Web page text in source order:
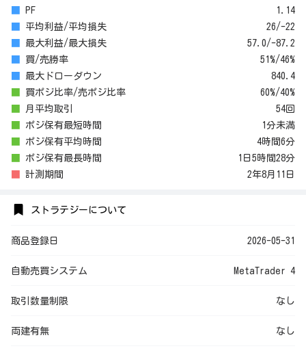
PF
1.14
平均利益/平均損失
26/-22
最大利益/最大損失
57.0/-87.2
買/売勝率
51%/46%
最大ドローダウン
840.4
買ポジ比率/売ポジ比率
60%/40%
月平均取引
54回
ポジ保有最短時間
1分未満
ポジ保有平均時間
4時間6分
ポジ保有最長時間
1日5時間28分
計測期間 2年8月11日
ストラテジーについて
商品登録日 2026-05-31
自動売買システム MetaTrader 4
取引数量制限 なし
両建有無 なし